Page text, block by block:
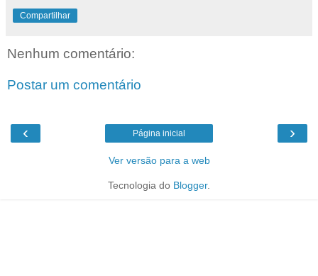
Compartilhar
Nenhum comentário:
Postar um comentário
‹ ›
Página inicial
Ver versão para a web
Tecnologia do Blogger.